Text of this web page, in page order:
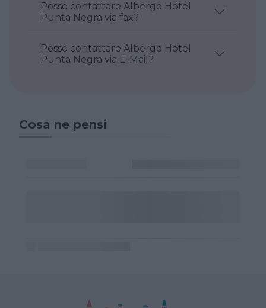
Posso contattare Albergo Hotel
Punta Negra via fax?
Posso contattare Albergo Hotel
Punta Negra via E-Mail?
Cosa ne pensi